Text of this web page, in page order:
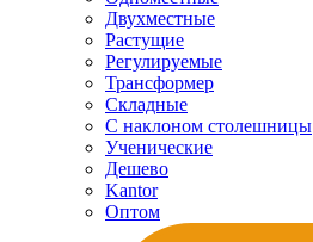
Двухместные
Растущие
Регулируемые
Трансформер
Складные
С наклоном столешницы
Ученические
Дешево
Kantor
Оптом